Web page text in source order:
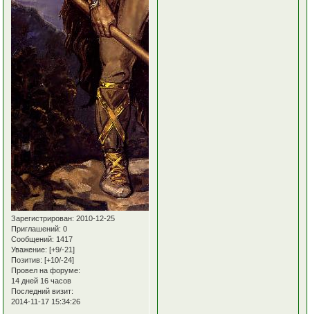
Зарегистрирован: 2010-12-25
Приглашений: 0
Сообщений: 1417
Уважение: [+9/-21]
Позитив: [+10/-24]
Провел на форуме:
14 дней 16 часов
Последний визит:
2014-11-17 15:34:26